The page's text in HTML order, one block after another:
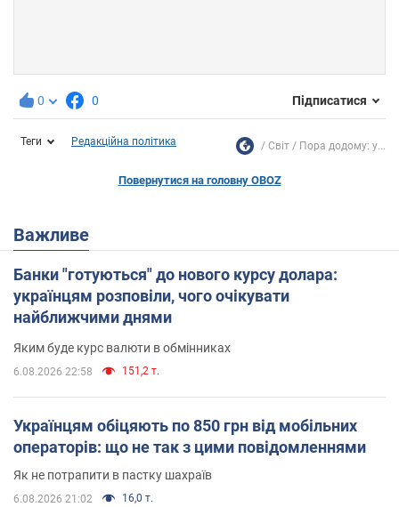
0 0 Підписатися
Теги Редакційна політика Світ Пора додому: у...
Повернутися на головну OBOZ
Важливе
Банки "готуються" до нового курсу долара:
українцям розповіли, чого очікувати
найближчими днями
Яким буде курс валюти в обмінниках
6.08.2026 22:58 151,2 т.
Українцям обіцяють по 850 грн від мобільних
операторів: що не так з цими повідомленнями
Як не потрапити в пастку шахраїв
6.08.2026 21:02 16,0 т.